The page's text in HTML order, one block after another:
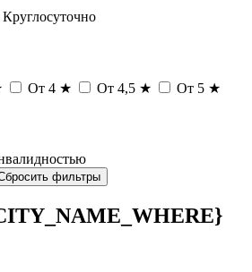
Круглосуточно
От 4 ★ От 4,5 ★ От 5 ★
фильтры